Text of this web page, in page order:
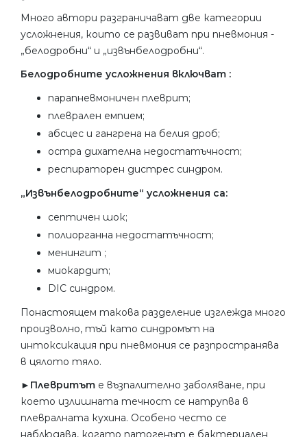
Много автори разграничават две категории
усложнения, които се развиват при пневмония -
„белодробни“ и „извънбелодробни“.
Белодробните усложнения включват :
парапневмоничен плеврит;
плеврален емпием;
абсцес и гангрена на белия дроб;
остра дихателна недостатъчност;
респираторен дистрес синдром.
„Извънбелодробните“ усложнения са:
септичен шок;
полиорганна недостатъчност;
менингит ;
миокардит;
DIC синдром.
Понастоящем такова разделение изглежда много
произволно, тъй като синдромът на
интоксикация при пневмония се разпространява
в цялото тяло.
►Плевритът е възпалително заболяване, при
което излишната течност се натрупва в
плевралната кухина. Особено често се
наблюдава, когато патогенът е бактериален